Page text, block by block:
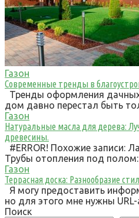
Газон
Современные тренды в
Тренды оформления
дом давно перестал быть
Газон
Натуральные масла для дерева:
древесины.
#ERROR! Похожие записи:
Трубы отопления под
Газон
Террасная доска: Разнообразие
Я могу предоставить
но для этого мне нужны URL-
Поиск